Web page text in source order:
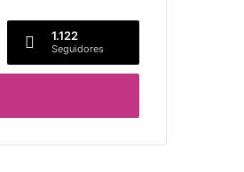
1.122
Seguidores